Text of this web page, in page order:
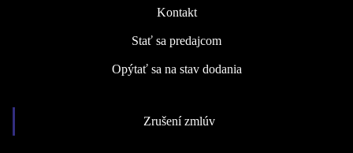
Kontakt
Stať sa predajcom
Opýtať sa na stav dodania
Zrušení zmlúv